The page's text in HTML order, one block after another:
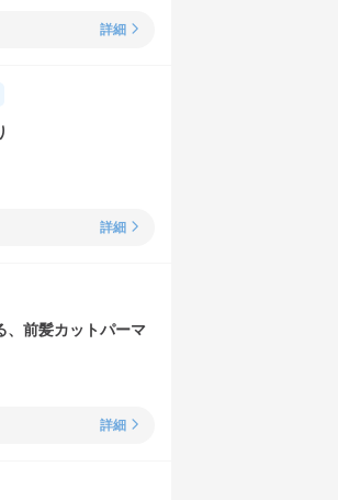
詳細
詳細
、前髪カットパーマ
詳細